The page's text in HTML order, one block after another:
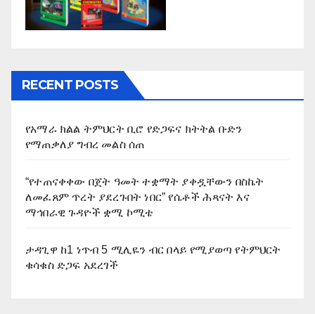
RECENT POSTS
የአማራ ክልል ትምህርት ቢሮ የድጋፍና ክትትል ቡድን
የማጠቃለያ ግብረ መልስ ሰጠ
“የተጠናቀቀው በጀት ዓመት ተቋማት ያቀዷቸውን በስኬት
ለመፈጸም ጥረት ያደረጉበት ነበር” የሴቶች ሕጻናት እና
ማኅበራዊ ጉዳዮች ቋሚ ኮሚቴ
ታዳጊዋ ከ1 ነጥብ 5 ሚሊዬን ብር በላይ የሚያወጣ የትምህርት
ቁሳቁስ ድጋፍ አደረገች